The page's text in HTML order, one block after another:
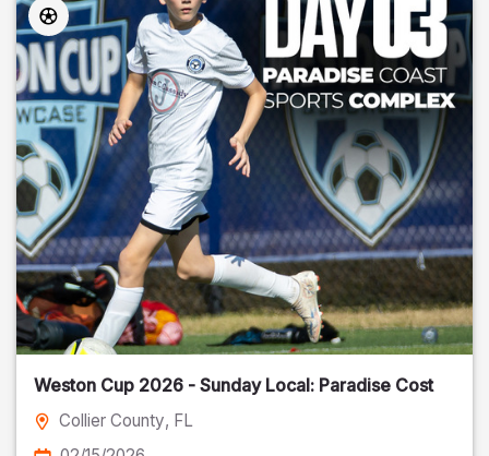
Weston Cup 2026 - Sunday Local: Paradise Cost
Collier County, FL